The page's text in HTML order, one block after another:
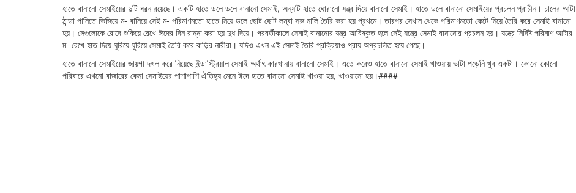
হাতে বানানো সেমাইয়ের দুটি ধরন রয়েছে। একটি হাতে ডলে ডলে বানানো সেমাই, অন্যটি হাতে ঘোরানো যন্ত্র দিয়ে বানানো সেমাই। হাতে ডলে বানানো সেমাইয়ের প্রচলন প্রাচীন। চালের আটা
ঠান্ডা পানিতে ভিজিয়ে ম- বানিয়ে সেই ম- পরিমাণমতো হাতে নিয়ে ডলে ছোট ছোট লম্বা সরু নালি তৈরি করা হয় প্রথমে। তারপর সেখান থেকে পরিমাণমতো কেটে নিয়ে তৈরি করে সেমাই বানানো
হয়। সেগুলোকে রোদে শুকিয়ে রেখে ঈদের দিন রান্না করা হয় দুধ দিয়ে। পরবর্তীকালে সেমাই বানানোর যন্ত্র আবিষ্কৃত হলে সেই যন্ত্রে সেমাই বানানোর প্রচলন হয়। যন্ত্রে নির্দিষ্ট পরিমাণ আটার
ম- রেখে হাত দিয়ে ঘুরিয়ে ঘুরিয়ে সেমাই তৈরি করে বাড়ির নারীরা। যদিও এখন এই সেমাই তৈরি প্রক্রিয়াও প্রায় অপ্রচলিত হয়ে গেছে।
হাতে বানানো সেমাইয়ের জায়গা দখল করে নিয়েছে ইন্ডাস্ট্রিয়াল সেমাই অর্থাৎ কারখানায় বানানো সেমাই। এতে করেও হাতে বানানো সেমাই খাওয়ায় ভাটা পড়েনি খুব একটা। কোনো কোনো
পরিবারে এখনো বাজারের কেনা সেমাইয়ের পাশাপাশি ঐতিহ্য মেনে ঈদে হাতে বানানো সেমাই খাওয়া হয়, খাওয়ানো হয়।####